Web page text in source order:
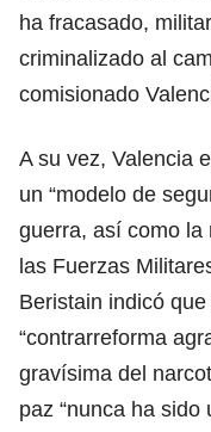
ha fracasado,
criminalizado al
comisionado
A su vez, Valencia
un “modelo de
guerra, así como la
las Fuerzas
Beristain indicó
“contrarreforma
gravísima del
paz “nunca ha sido